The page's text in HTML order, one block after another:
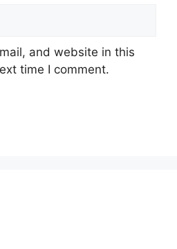
and website in this
time I comment.